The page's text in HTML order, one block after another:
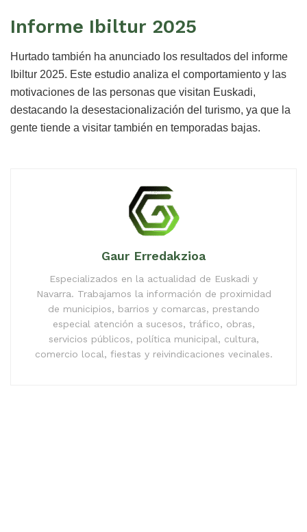
Informe Ibiltur 2025
Hurtado también ha anunciado los resultados del informe
Ibiltur 2025. Este estudio analiza el comportamiento y las
motivaciones de las personas que visitan Euskadi,
destacando la desestacionalización del turismo, ya que la
gente tiende a visitar también en temporadas bajas.
Gaur Erredakzioa
Especializados en la actualidad de Euskadi y
Navarra. Trabajamos la información de proximidad
de municipios, barrios y comarcas, prestando
especial atención a sucesos, tráfico, obras,
servicios públicos, política municipal, cultura,
comercio local, fiestas y reivindicaciones vecinales.